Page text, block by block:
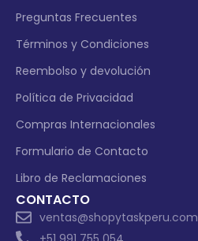
Preguntas Frecuentes
Términos y Condiciones
Reembolso y devolución
Política de Privacidad
Compras Internacionales
Formulario de Contacto
Libro de Reclamaciones
CONTACTO
ventas@shopytaskperu.com